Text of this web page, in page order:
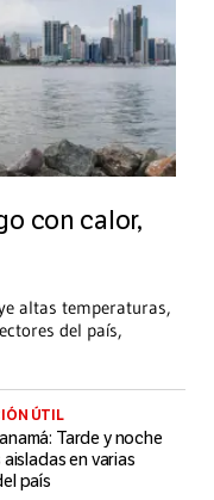
con calor,
altas temperaturas,
del país,
ÚTIL
Tarde y noche
en varias
país